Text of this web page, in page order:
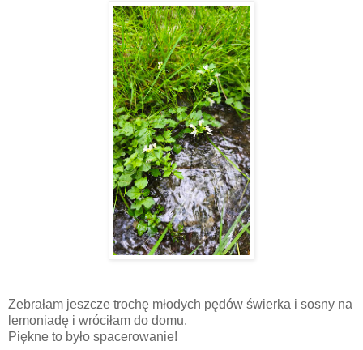
Zebrałam jeszcze trochę młodych pędów świerka i sosny na
lemoniadę i wróciłam do domu.
Piękne to było spacerowanie!